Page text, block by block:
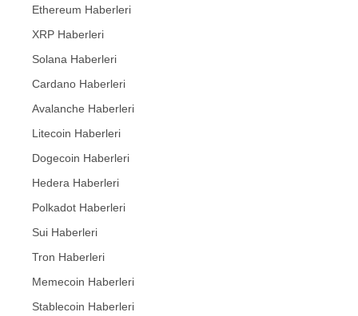
Ethereum Haberleri
XRP Haberleri
Solana Haberleri
Cardano Haberleri
Avalanche Haberleri
Litecoin Haberleri
Dogecoin Haberleri
Hedera Haberleri
Polkadot Haberleri
Sui Haberleri
Tron Haberleri
Memecoin Haberleri
Stablecoin Haberleri